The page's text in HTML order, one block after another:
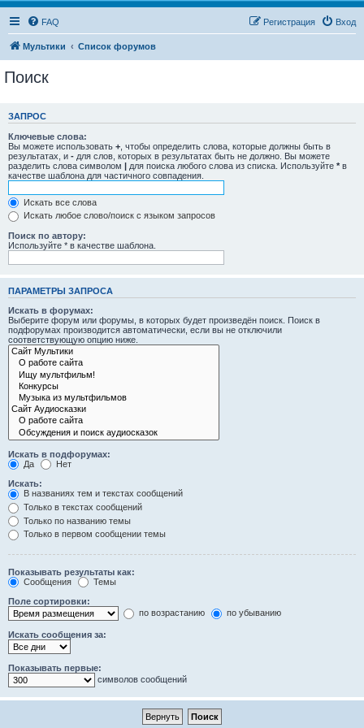
FAQ Вход
Регистрация
Мультики Список форумов
Поиск
ЗАПРОС
Ключевые слова:
Вы можете использовать + , чтобы определить слова, которые должны быть в
результатах, и - для слов, которых в результатах быть не должно. Вы можете
разделить слова символом | для поиска любого слова из списка. Используйте * в
качестве шаблона для частичного совпадения.
Искать все слова
Искать любое слово/поиск с языком запросов
Поиск по автору:
Используйте * в качестве шаблона.
ПАРАМЕТРЫ ЗАПРОСА
Искать в форумах:
Выберите форум или форумы, в которых будет произведён поиск. Поиск в
подфорумах производится автоматически, если вы не отключили
соответствующую опцию ниже.
Искать в подфорумах:
Да
Нет
Искать:
В названиях тем и текстах сообщений
Только в текстах сообщений
Только по названию темы
Только в первом сообщении темы
Показывать результаты как:
Сообщения
Темы
Поле сортировки:
по возрастанию
по убыванию
Искать сообщения за:
Показывать первые:
символов сообщений